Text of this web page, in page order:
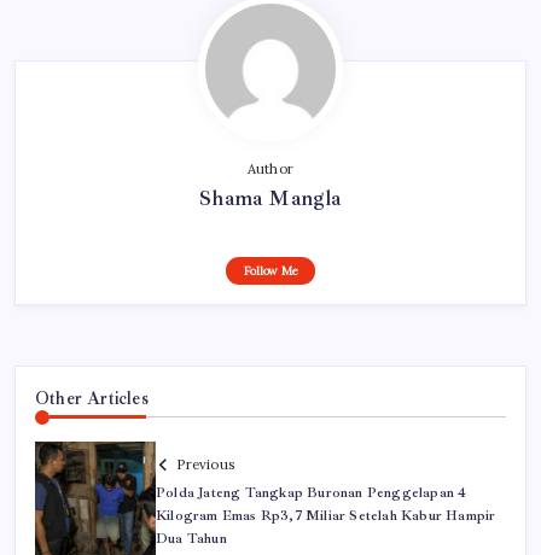
Author
Shama Mangla
Follow Me
Other Articles
Previous
Polda Jateng Tangkap Buronan Penggelapan 4
Kilogram Emas Rp3,7 Miliar Setelah Kabur Hampir
Dua Tahun